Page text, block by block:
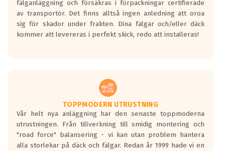
fälganläggning och försäkras i förpackningar certifierade
av transportör. Det finns alltså ingen anledning att oroa
sig för skador under frakten. Dina fälgar och/eller däck
kommer att levereras i perfekt skick, redo att installeras!
TOPPMODERN UTRUSTNING
Vår helt nya anläggning har den senaste toppmoderna
utrustningen. Från tillverkning till smidig montering och
"road force" balansering - vi kan utan problem hantera
alla storlekar på däck och fälgar. Redan år 1999 hade vi en